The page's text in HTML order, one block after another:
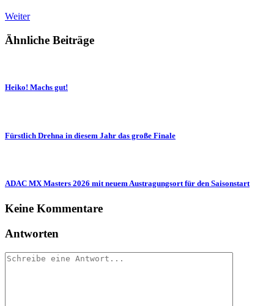
Weiter
Ähnliche Beiträge
Heiko! Machs gut!
Fürstlich Drehna in diesem Jahr das große Finale
ADAC MX Masters 2026 mit neuem Austragungsort für den Saisonstart
Keine Kommentare
Antworten